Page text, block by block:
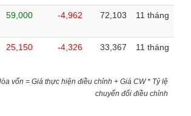
59,000 -4,962 72,103 11 tháng
25,150 -4,326 33,367 11 tháng
vốn = Giá thực hiện điều chỉnh + Giá CW * Tỷ lệ
chuyển đổi điều chỉnh